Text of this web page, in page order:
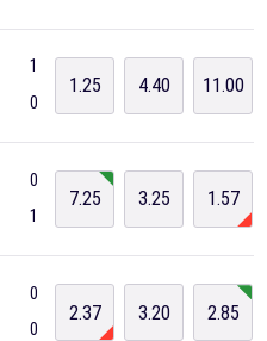
1
0
1.25 4.40 11.00
0
1
7.25 3.25 1.57
0
0
2.37 3.20 2.85